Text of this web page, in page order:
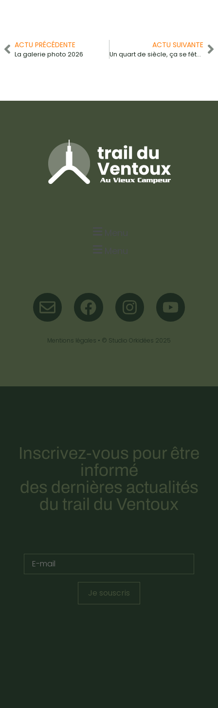
ACTU PRÉCÉDENTE
La galerie photo 2026
ACTU SUIVANTE
Un quart de siècle, ça se fête !
Menu
Menu
Mentions légales • © Studio Orkidées 2025
Inscrivez-vous pour être
informé
des dernières actualités
du trail du Ventoux
Je souscris